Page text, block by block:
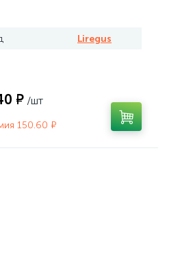
Liregus
₽ /шт
150.60 ₽